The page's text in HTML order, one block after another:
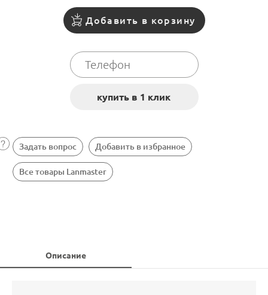
Добавить в корзину
Задать вопрос Добавить в избранное
Все товары Lanmaster
Описание